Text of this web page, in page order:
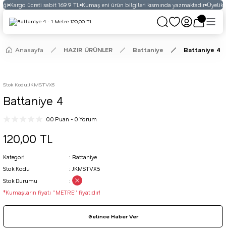
Kargo ücreti sabit 169.9 TL Kumaş eni ürün bilgileri kısmında yazmaktadır Üyelikli
Anasayfa HAZIR ÜRÜNLER Battaniye Battaniye 4
Stok Kodu:JKMSTVX5
Battaniye 4
0.0 Puan - 0 Yorum
120,00 TL
Kategori
Battaniye
Stok Kodu
JKMSTVX5
Stok Durumu
*Kumaşların fiyatı ''METRE'' fiyatıdır!
Gelince Haber Ver